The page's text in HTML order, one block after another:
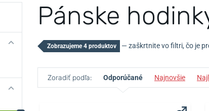
Pánske
Zobrazujeme 4 produktov — zaškrtnite vo filtri, čo je
Zoradiť podľa: Odporúčané Najnovšie